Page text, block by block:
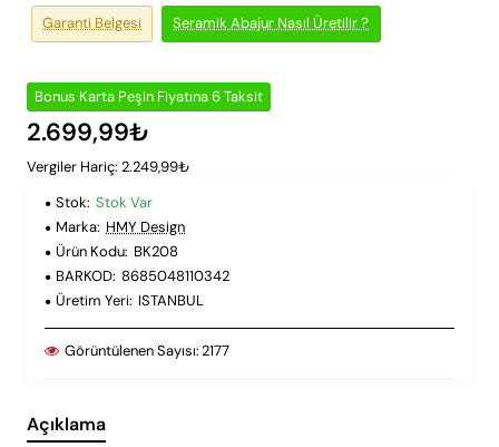
Seramik Abajur Nasıl Üretilir ?
Garanti Belgesi
Bonus Karta Peşin Fiyatına 6 Taksit
2.699,99₺
Vergiler Hariç: 2.249,99₺
Stok: Stok Var
Marka: HMY Design
Ürün Kodu: BK208
BARKOD: 8685048110342
Üretim Yeri: ISTANBUL
Görüntülenen Sayısı:2177
Açıklama